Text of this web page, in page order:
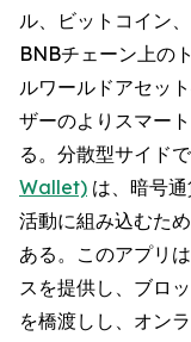
ル、ビットコイン
BNBチェーン上の
ルワールドアセッ
ザーのよりスマー
る。分散型サイドで
Wallet) は、暗号
活動に組み込むた
ある。このアプリ
スを提供し、ブロ
を橋渡しし、オン